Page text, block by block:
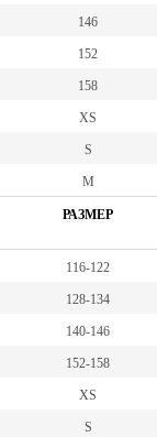
146
152
158
XS
S
M
РАЗМЕР
116-122
128-134
140-146
152-158
XS
S